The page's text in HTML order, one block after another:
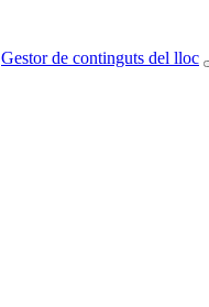
Gestor de continguts del lloc